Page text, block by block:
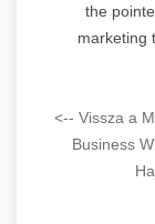
the
marketing
<-- Vissza a
Business